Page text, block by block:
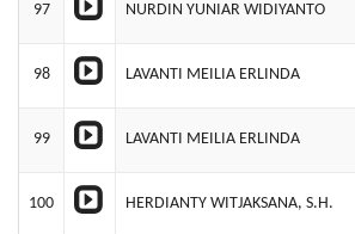
97 NURDIN YUNIAR WIDIYANTO
98 LAVANTI MEILIA ERLINDA
99 LAVANTI MEILIA ERLINDA
100 HERDIANTY WITJAKSANA, S.H.